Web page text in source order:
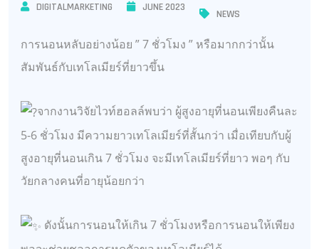
DIGITALMARKETING JUNE 2023
NEWS
การนอนหลับอย่างน้อย ” 7 ชั่วโมง ” หรือมากกว่านั้น
สัมพันธ์กับเทโลเมียร์ที่ยาวขึ้น
จากงานวิจัยไวท์ฮอลล์พบว่า ผู้สูงอายุที่นอนเพียงคืนละ
5-6 ชั่วโมง มีความยาวเทโลเมียร์ที่สั้นกว่า เมื่อเทียบกับผู้
สูงอายุที่นอนเกิน 7 ชั่วโมง จะมีเทโลเมียร์ที่ยาว พอๆ กับ
วัยกลางคนที่อายุน้อยกว่า
ดังนั้นการนอนให้เกิน 7 ชั่วโมงหรือการนอนให้เพียง